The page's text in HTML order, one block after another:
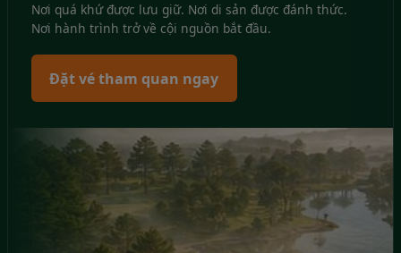
Nơi quá khứ được lưu giữ. Nơi di sản được đánh thức.
Nơi hành trình trở về cội nguồn bắt đầu.
Đặt vé tham quan ngay